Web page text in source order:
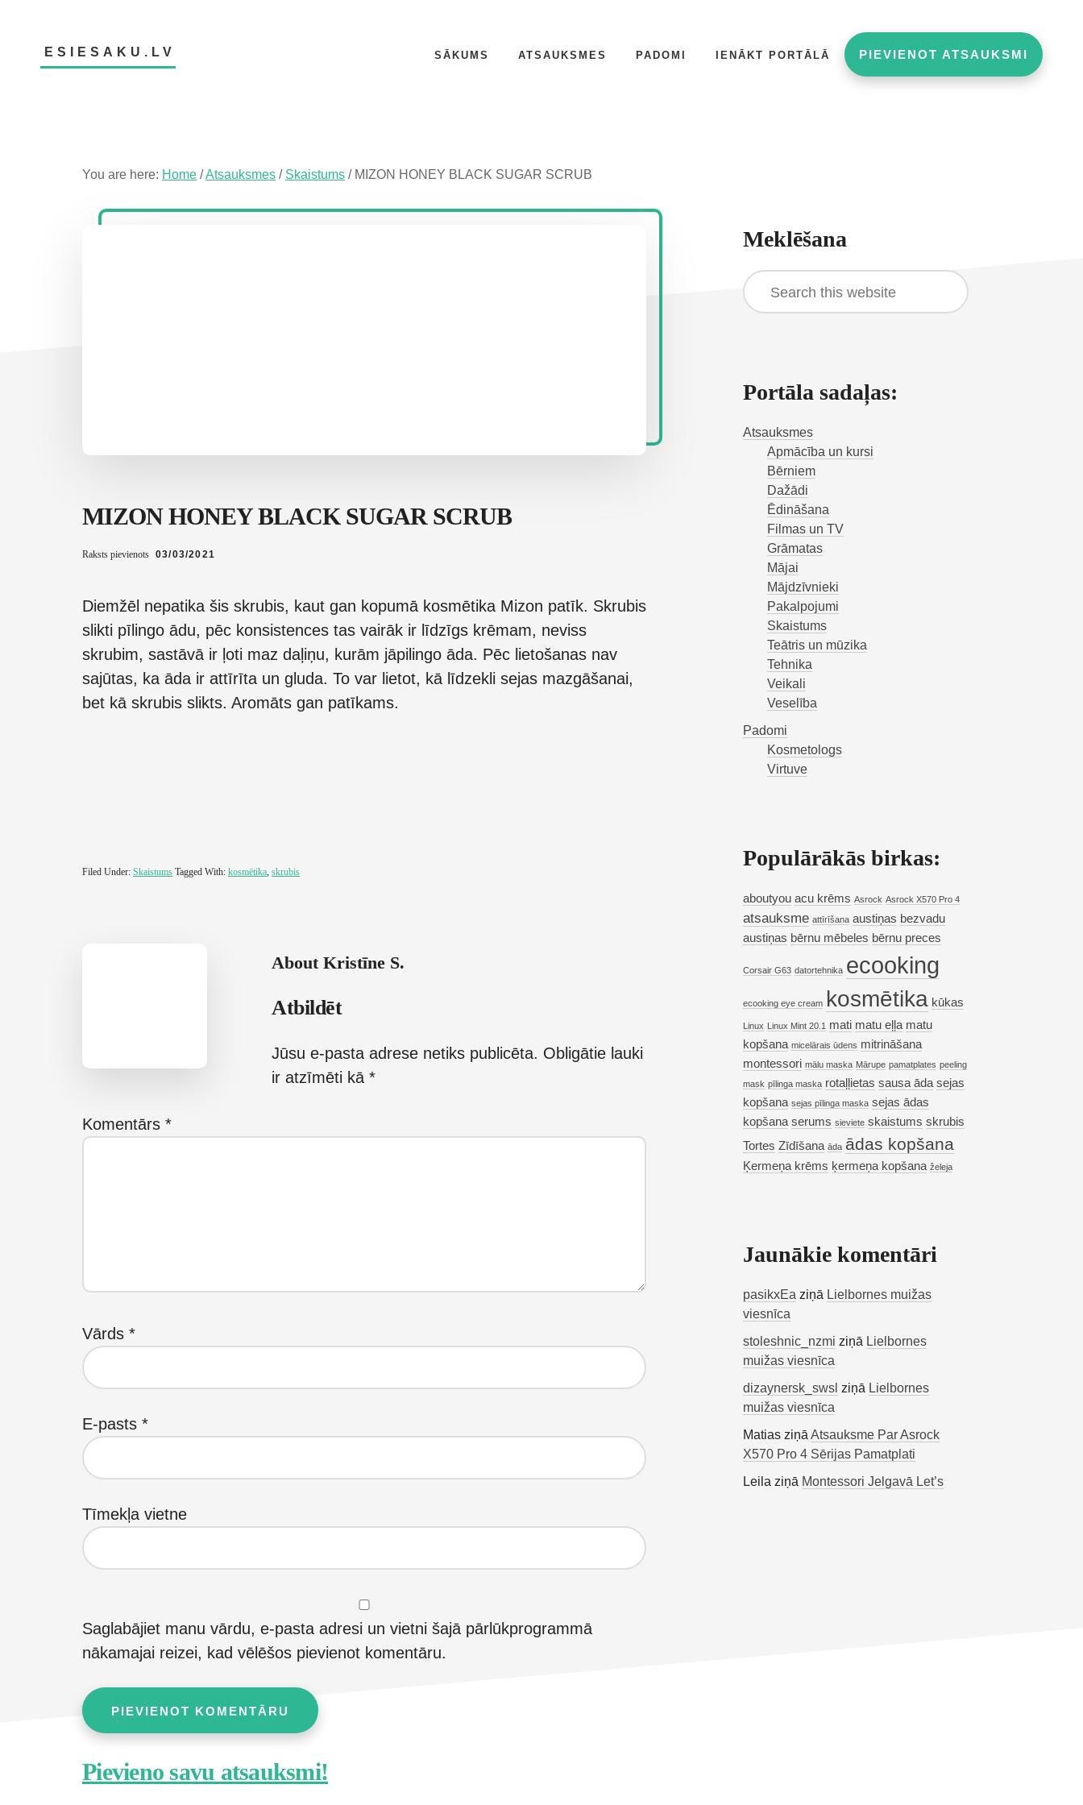
ESIESAKU.LV
SĀKUMS ATSAUKSMES PADOMI IENĀKT PORTĀLĀ PIEVIENOT ATSAUKSMI
You are here: Home /Atsauksmes / Skaistums /MIZON HONEY BLACK SUGAR SCRUB
MIZON HONEY BLACK SUGAR SCRUB
Raksts pievienots 03/03/2021
Diemžēl nepatika šis skrubis, kaut gan kopumā kosmētika Mizon patīk. Skrubis
slikti pīlingo ādu, pēc konsistences tas vairāk ir līdzīgs krēmam, neviss
skrubim, sastāvā ir ļoti maz daļiņu, kurām jāpilingo āda. Pēc lietošanas nav
sajūtas, ka āda ir attīrīta un gluda. To var lietot, kā līdzekli sejas mazgāšanai,
bet kā skrubis slikts. Aromāts gan patīkams.
Filed Under: Skaistums Tagged With: kosmētika, skrubis
About Kristīne S.
Atbildēt
Jūsu e-pasta adrese netiks publicēta. Obligātie lauki
ir atzīmēti kā *
Komentārs *
Vārds *
E-pasts *
Tīmekļa vietne
Saglabājiet manu vārdu, e-pasta adresi un vietni šajā pārlūkprogrammā
nākamajai reizei, kad vēlēšos pievienot komentāru.
Sidebar
Meklēšana
Search
this
website
Portāla sadaļas:
Atsauksmes
Apmācība un kursi
Bērniem
Dažādi
Ēdināšana
Filmas un TV
Grāmatas
Mājai
Mājdzīvnieki
Pakalpojumi
Skaistums
Teātris un mūzika
Tehnika
Veikali
Veselība
Padomi
Kosmetologs
Virtuve
Populārākās birkas:
aboutyou acu krēms Asrock Asrock X570 Pro 4
atsauksme attīrīšana austiņas bezvadu
austiņas bērnu mēbeles bērnu preces
Corsair G63 datortehnika ecooking
ecooking eye cream kosmētika kūkas
Linux Linux Mint 20.1 mati matu eļļa matu
kopšana micelārais ūdens mitrināšana
montessori mālu maska Mārupe pamatplates peeling
mask pīlinga maska rotaļļietas sausa āda sejas
kopšana sejas pīlinga maska sejas ādas
kopšana serums sieviete skaistums skrubis
Tortes Zīdīšana āda ādas kopšana
Ķermeņa krēms ķermeņa kopšana želeja
Jaunākie komentāri
pasikxEa ziņā Lielbornes muižas
viesnīca
stoleshnic_nzmi ziņā Lielbornes
muižas viesnīca
dizaynersk_swsl ziņā Lielbornes
muižas viesnīca
Matias ziņā Atsauksme Par Asrock
X570 Pro 4 Sērijas Pamatplati
Leila ziņā Montessori Jelgavā Let’s
Pievieno savu atsauksmi!